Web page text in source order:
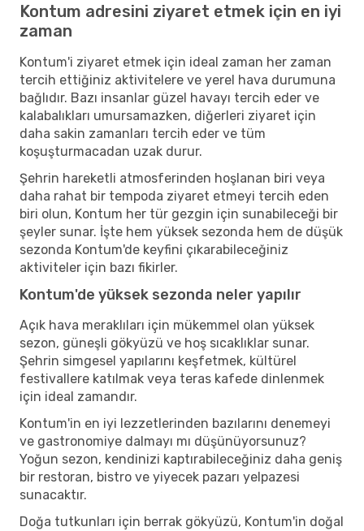
Kontum adresini ziyaret etmek için en iyi
zaman
Kontum'i ziyaret etmek için ideal zaman her zaman
tercih ettiğiniz aktivitelere ve yerel hava durumuna
bağlıdır. Bazı insanlar güzel havayı tercih eder ve
kalabalıkları umursamazken, diğerleri ziyaret için
daha sakin zamanları tercih eder ve tüm
koşuşturmacadan uzak durur.
Şehrin hareketli atmosferinden hoşlanan biri veya
daha rahat bir tempoda ziyaret etmeyi tercih eden
biri olun, Kontum her tür gezgin için sunabileceği bir
şeyler sunar. İşte hem yüksek sezonda hem de düşük
sezonda Kontum'de keyfini çıkarabileceğiniz
aktiviteler için bazı fikirler.
Kontum'de yüksek sezonda neler yapılır
Açık hava meraklıları için mükemmel olan yüksek
sezon, güneşli gökyüzü ve hoş sıcaklıklar sunar.
Şehrin simgesel yapılarını keşfetmek, kültürel
festivallere katılmak veya teras kafede dinlenmek
için ideal zamandır.
Kontum'in en iyi lezzetlerinden bazılarını denemeyi
ve gastronomiye dalmayı mı düşünüyorsunuz?
Yoğun sezon, kendinizi kaptırabileceğiniz daha geniş
bir restoran, bistro ve yiyecek pazarı yelpazesi
sunacaktır.
Doğa tutkunları için berrak gökyüzü, Kontum'in doğal